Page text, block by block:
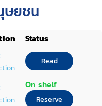
ษยชน
Status
Read
On shelf
Reserve